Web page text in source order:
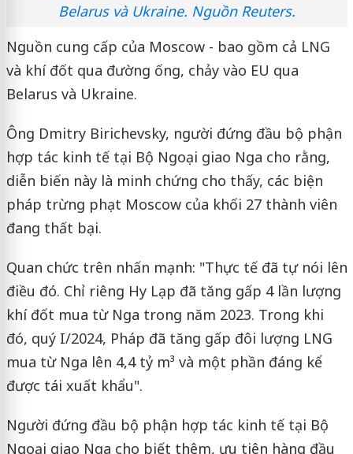
Belarus và Ukraine. Nguồn Reuters.
Nguồn cung cấp của Moscow - bao gồm cả LNG
và khí đốt qua đường ống, chảy vào EU qua
Belarus và Ukraine.
Ông Dmitry Birichevsky, người đứng đầu bộ phận
hợp tác kinh tế tại Bộ Ngoại giao Nga cho rằng,
diễn biến này là minh chứng cho thấy, các biện
pháp trừng phạt Moscow của khối 27 thành viên
đang thất bại.
Quan chức trên nhấn mạnh: "Thực tế đã tự nói lên
điều đó. Chỉ riêng Hy Lạp đã tăng gấp 4 lần lượng
khí đốt mua từ Nga trong năm 2023. Trong khi
đó, quý I/2024, Pháp đã tăng gấp đôi lượng LNG
mua từ Nga lên 4,4 tỷ m³ và một phần đáng kể
được tái xuất khẩu".
Người đứng đầu bộ phận hợp tác kinh tế tại Bộ
Ngoại giao Nga cho biết thêm, ưu tiên hàng đầu